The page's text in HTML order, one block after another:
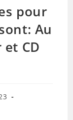
pour
Au
CD